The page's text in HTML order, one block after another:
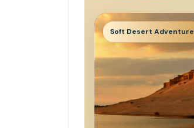
Soft Desert Adventure